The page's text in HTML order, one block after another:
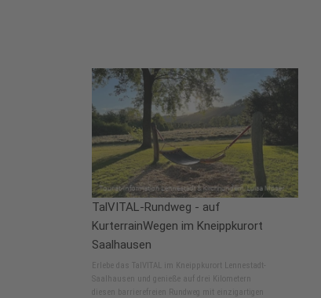
TalVITAL-Rundweg - auf
KurterrainWegen im Kneippkurort
Saalhausen
Erlebe das TalVITAL im Kneippkurort Lennestadt-
Saalhausen und genieße auf drei Kilometern
diesen barrierefreien Rundweg mit einzigartigen